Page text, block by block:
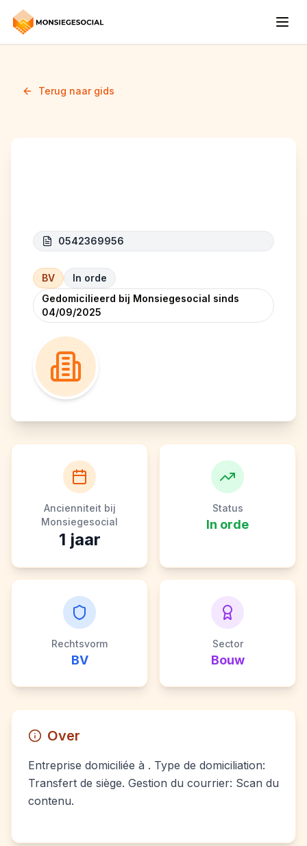
Terug naar gids
0542369956
BV
In orde
Gedomicilieerd bij Monsiegesocial sinds
04/09/2025
Ancienniteit bij
Monsiegesocial
1 jaar
Status
In orde
Rechtsvorm
BV
Sector
Bouw
Over
Entreprise domiciliée à . Type de domiciliation:
Transfert de siège. Gestion du courrier: Scan du
contenu.